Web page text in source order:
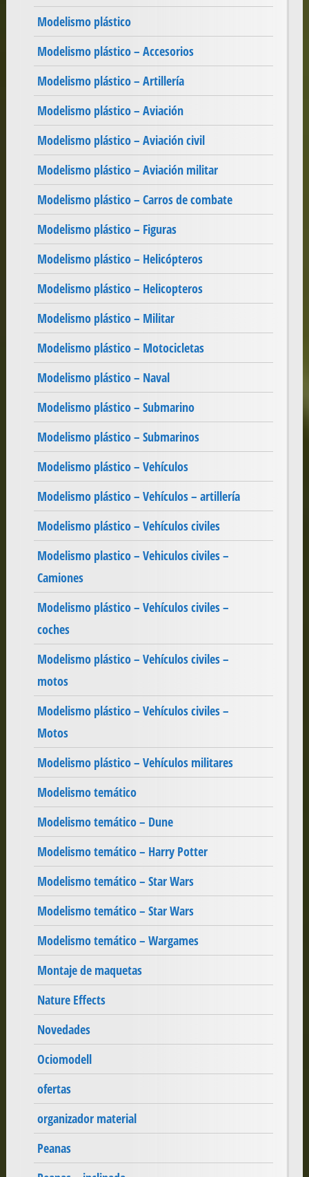
Modelismo plástico
Modelismo plástico – Accesorios
Modelismo plástico – Artillería
Modelismo plástico – Aviación
Modelismo plástico – Aviación civil
Modelismo plástico – Aviación militar
Modelismo plástico – Carros de combate
Modelismo plástico – Figuras
Modelismo plástico – Helicópteros
Modelismo plástico – Helicopteros
Modelismo plástico – Militar
Modelismo plástico – Motocicletas
Modelismo plástico – Naval
Modelismo plástico – Submarino
Modelismo plástico – Submarinos
Modelismo plástico – Vehículos
Modelismo plástico – Vehículos – artillería
Modelismo plástico – Vehículos civiles
Modelismo plastico – Vehiculos civiles –
Camiones
Modelismo plástico – Vehículos civiles –
coches
Modelismo plástico – Vehículos civiles –
motos
Modelismo plástico – Vehículos civiles –
Motos
Modelismo plástico – Vehículos militares
Modelismo temático
Modelismo temático – Dune
Modelismo temático – Harry Potter
Modelismo temático – Star Wars
Modelismo temático – Star Wars
Modelismo temático – Wargames
Montaje de maquetas
Nature Effects
Novedades
Ociomodell
ofertas
organizador material
Peanas